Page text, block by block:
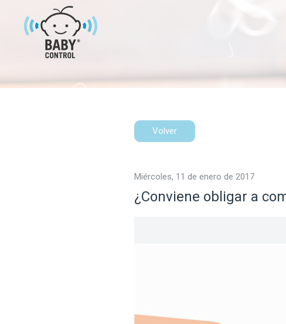
Volver
miércoles, 11 de enero de 2017
¿Conviene obligar a